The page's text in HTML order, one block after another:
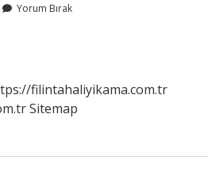
Yorum Bırak
filintahaliyikama.com.tr
Sitemap